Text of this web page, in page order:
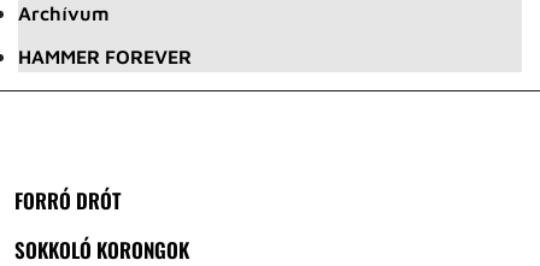
Archívum
HAMMER FOREVER
FORRÓ DRÓT
SOKKOLÓ KORONGOK